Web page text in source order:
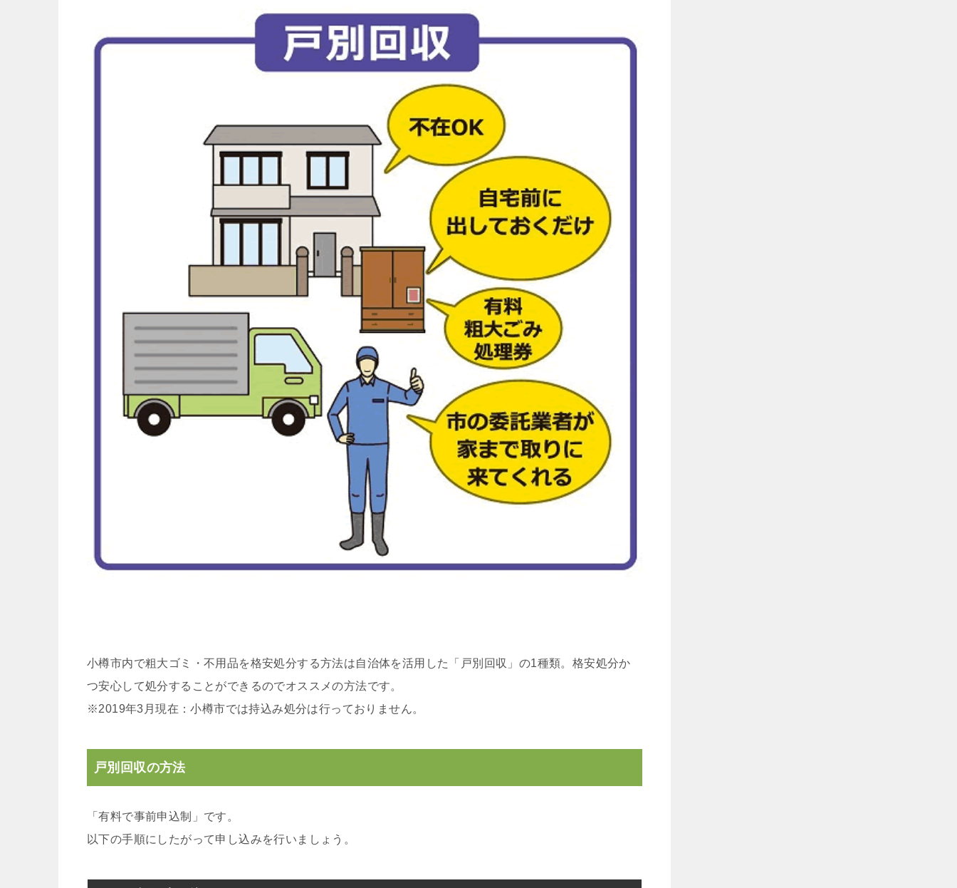
小樽市内で粗大ゴミ・不用品を格安処分する方法は自治体を活用した「戸別回収」の1種類。格安処分か
つ安心して処分することができるのでオススメの方法です。
※2019年3月現在：小樽市では持込み処分は行っておりません。
戸別回収の方法
「有料で事前申込制」です。
以下の手順にしたがって申し込みを行いましょう。